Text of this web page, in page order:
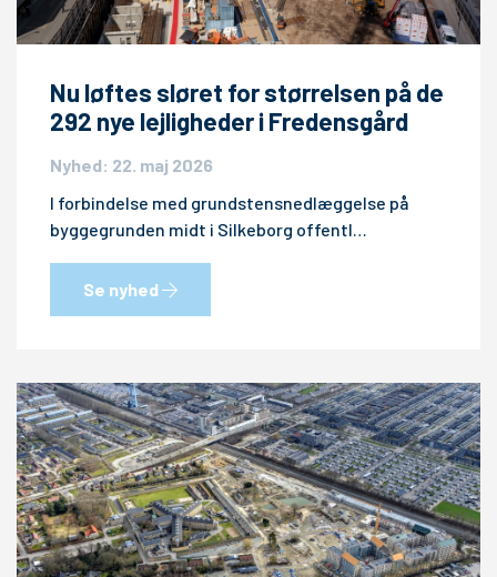
Nu løftes sløret for størrelsen på de
292 nye lejligheder i Fredensgård
Nyhed: 22. maj 2026
I forbindelse med grundstensnedlæggelse på
byggegrunden midt i Silkeborg offentl…
Se nyhed